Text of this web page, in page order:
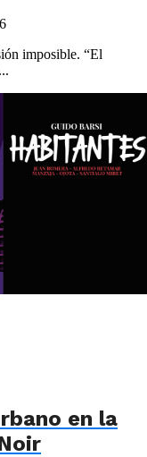
imposible. “El
en la